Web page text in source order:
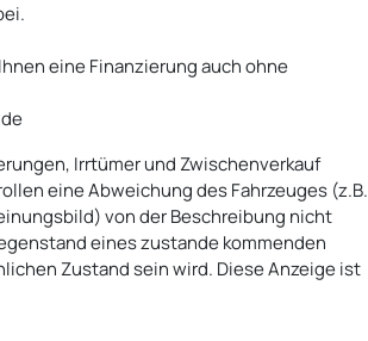
eine Finanzierung auch ohne
Irrtümer und Zwischenverkauf
eine Abweichung des Fahrzeuges (z.B.
von der Beschreibung nicht
eines zustande kommenden
Zustand sein wird. Diese Anzeige ist